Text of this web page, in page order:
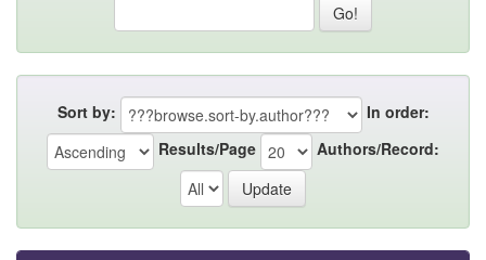
Sort by:
In order:
Results/Page
Authors/Record: